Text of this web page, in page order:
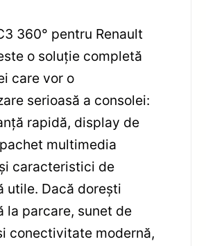
360° pentru Renault
o soluție completă
care vor o
serioasă a consolei:
rapidă, display de
multimedia
caracteristici de
utile. Dacă dorești
la parcare, sunet de
conectivitate modernă,